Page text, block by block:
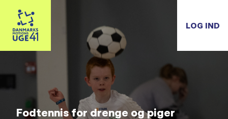
LOG IND
Fodtennis for drenge og piger